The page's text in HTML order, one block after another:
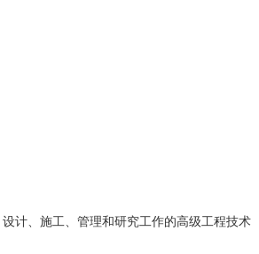
计、施工、管理和研究工作的高级工程技术